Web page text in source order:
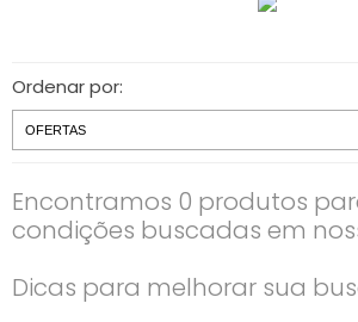
Ordenar por:
Encontramos 0 produtos
condições buscadas em
Dicas para melhorar sua